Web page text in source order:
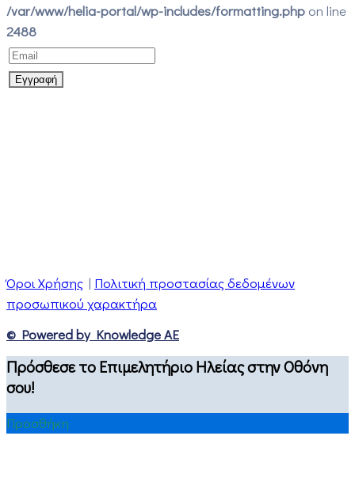
/var/www/helia-portal/wp-includes/formatting.php on line
2488
Όροι Χρήσης | Πολιτική προστασίας δεδομένων
προσωπικού χαρακτήρα
© Powered by Knowledge AE
Πρόσθεσε το Επιμελητήριο Ηλείας στην Οθόνη
σου!
Προσθήκη